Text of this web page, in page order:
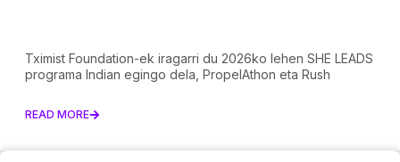
Tximist Foundation-ek iragarri du 2026ko lehen SHE LEADS
programa Indian egingo dela, PropelAthon eta Rush
READ MORE